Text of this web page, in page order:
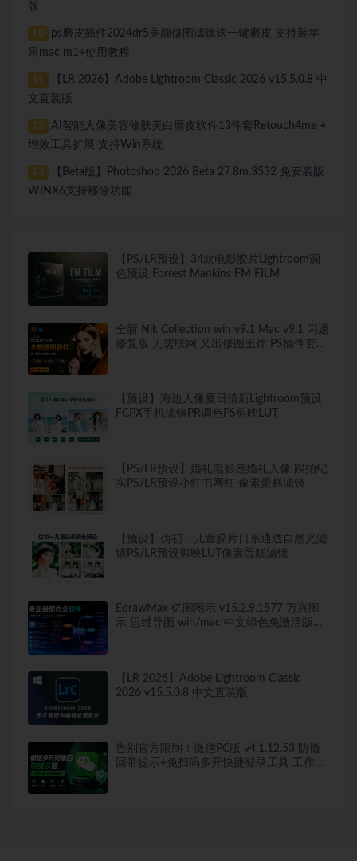
版
10
ps磨皮插件2024dr5美颜修图滤镜送一键磨皮 支持装苹
果mac m1+使用教程
11
【LR 2026】Adobe Lightroom Classic 2026 v15.5.0.8 中
文直装版
12
AI智能人像美容修肤美白磨皮软件13件套Retouch4me +
增效工具扩展 支持Win系统
13
【Beta版】Photoshop 2026 Beta 27.8m.3532 免安装版
WINX6支持移除功能
【PS/LR预设】34款电影胶片Lightroom调
色预设 Forrest Mankins FM FILM
全新 Nik Collection win v9.1 Mac v9.1 闪退
修复版 无需联网 又出修图王炸 PS插件套装
【预设】海边人像夏日清新Lightroom预设
FCPX手机滤镜PR调色PS剪映LUT
【PS/LR预设】婚礼电影感婚礼人像 跟拍纪
实PS/LR预设小红书网红 像素蛋糕滤镜
【预设】仿初一儿童胶片日系通透自然光滤
镜PS/LR预设剪映LUT像素蛋糕滤镜
EdrawMax 亿图图示 v15.2.9.1577 万兴图
示 思维导图 win/mac 中文绿色免激活版
【LR 2026】Adobe Lightroom Classic
2026 v15.5.0.8 中文直装版
告别官方限制！微信PC版 v4.1.12.53 防撤
回带提示+免扫码多开快捷登录工具 工作生